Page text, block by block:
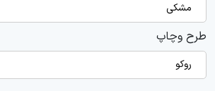
مشکی
طرح وچاپ
روکو